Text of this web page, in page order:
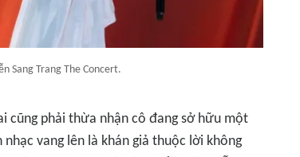
Sang Trang The Concert.
cũng phải thừa nhận cô đang sở hữu một
vang lên là khán giả thuộc lời không